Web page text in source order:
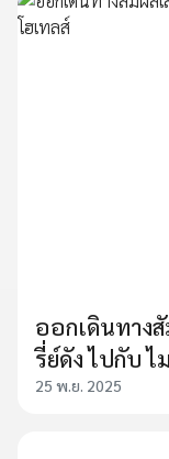
ออกเดินทาง
รี่ย์ดัง ไปกับ ไ
25 พ.ย. 2025